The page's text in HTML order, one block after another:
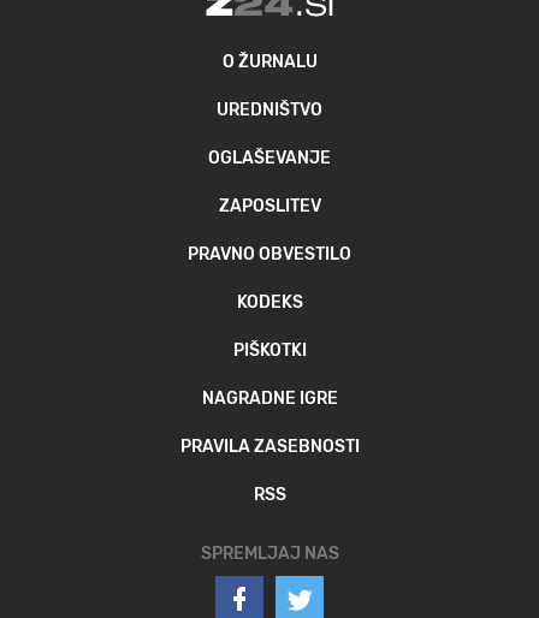
O ŽURNALU
UREDNIŠTVO
OGLAŠEVANJE
ZAPOSLITEV
PRAVNO OBVESTILO
KODEKS
PIŠKOTKI
NAGRADNE IGRE
PRAVILA ZASEBNOSTI
RSS
SPREMLJAJ NAS